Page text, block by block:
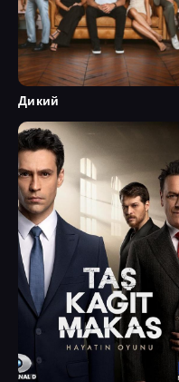
Дикий